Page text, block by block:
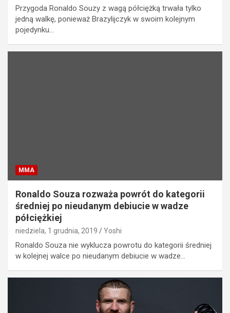
Przygoda Ronaldo Souzy z wagą półciężką trwała tylko
jedną walkę, ponieważ Brazylijczyk w swoim kolejnym
pojedynku…
MMA
Ronaldo Souza rozważa powrót do kategorii
średniej po nieudanym debiucie w wadze
półciężkiej
niedziela, 1 grudnia, 2019 Yoshi
Ronaldo Souza nie wyklucza powrotu do kategorii średniej
w kolejnej walce po nieudanym debiucie w wadze…